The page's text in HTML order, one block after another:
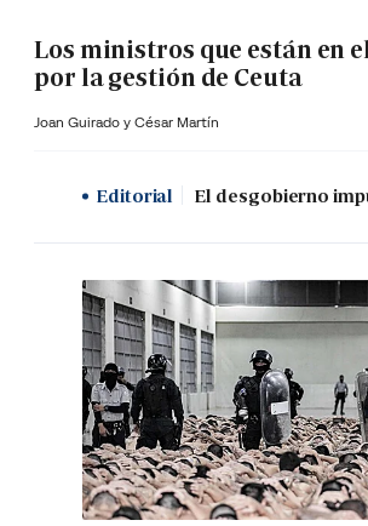
Los ministros que están en
por la gestión de Ceuta
Joan Guirado y César Martín
Editorial El desgobierno